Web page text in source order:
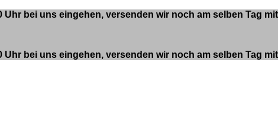
bei uns eingehen, versenden wir noch am selben Tag
bei uns eingehen, versenden wir noch am selben Tag